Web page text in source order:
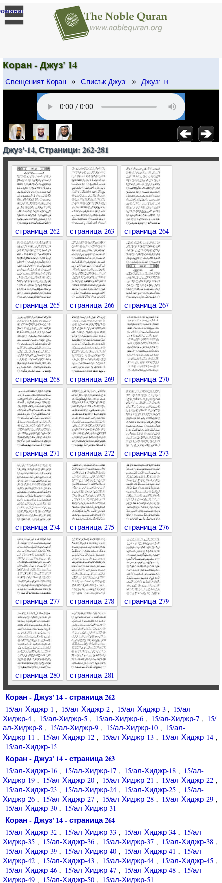
]
Коран - Джуз' 14
Свещеният Коран » Списък Джуз' » Джуз' 14
Джуз'-14, Страници: 262-281
страница-262 страница-263 страница-264
страница-265 страница-266 страница-267
страница-268 страница-269 страница-270
страница-271 страница-272 страница-273
страница-274 страница-275 страница-276
страница-277 страница-278 страница-279
страница-280 страница-281
Коран - Джуз' 14 - страница 262
15/ал-Хиджр-1 , 15/ал-Хиджр-2 , 15/ал-Хиджр-3 , 15/ал-
Хиджр-4 , 15/ал-Хиджр-5 , 15/ал-Хиджр-6 , 15/ал-Хиджр-7 , 15/
ал-Хиджр-8 , 15/ал-Хиджр-9 , 15/ал-Хиджр-10 , 15/ал-
Хиджр-11 , 15/ал-Хиджр-12 , 15/ал-Хиджр-13 , 15/ал-Хиджр-14 ,
15/ал-Хиджр-15
Коран - Джуз' 14 - страница 263
15/ал-Хиджр-16 , 15/ал-Хиджр-17 , 15/ал-Хиджр-18 , 15/ал-
Хиджр-19 , 15/ал-Хиджр-20 , 15/ал-Хиджр-21 , 15/ал-Хиджр-22 ,
15/ал-Хиджр-23 , 15/ал-Хиджр-24 , 15/ал-Хиджр-25 , 15/ал-
Хиджр-26 , 15/ал-Хиджр-27 , 15/ал-Хиджр-28 , 15/ал-Хиджр-29 ,
15/ал-Хиджр-30 , 15/ал-Хиджр-31
Коран - Джуз' 14 - страница 264
15/ал-Хиджр-32 , 15/ал-Хиджр-33 , 15/ал-Хиджр-34 , 15/ал-
Хиджр-35 , 15/ал-Хиджр-36 , 15/ал-Хиджр-37 , 15/ал-Хиджр-38 ,
15/ал-Хиджр-39 , 15/ал-Хиджр-40 , 15/ал-Хиджр-41 , 15/ал-
Хиджр-42 , 15/ал-Хиджр-43 , 15/ал-Хиджр-44 , 15/ал-Хиджр-45 ,
15/ал-Хиджр-46 , 15/ал-Хиджр-47 , 15/ал-Хиджр-48 , 15/ал-
Хиджр-49 , 15/ал-Хиджр-50 , 15/ал-Хиджр-51